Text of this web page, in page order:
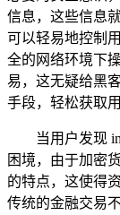
信息，这些信息
可以轻易地控制
全的网络环境下
易，这无疑给黑
手段，轻松获取
当用户发现
困境，由于加密
的特点，这使得
传统的金融交易